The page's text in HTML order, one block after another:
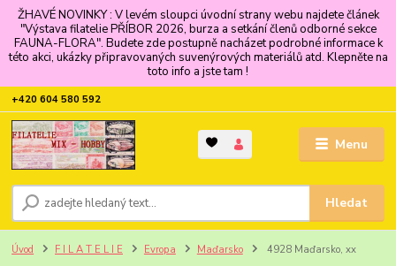
ŽHAVÉ NOVINKY : V levém sloupci úvodní strany webu najdete článek
"Výstava filatelie PŘÍBOR 2026, burza a setkání členů odborné sekce
FAUNA-FLORA". Budete zde postupně nacházet podrobné informace k
této akci, ukázky připravovaných suvenýrových materiálů atd. Klepněte na
toto info a jste tam !
Menu
Hledat
+420 604 580 592
Úvod F I L A T E L I E Evropa Maďarsko 4928 Maďarsko, xx